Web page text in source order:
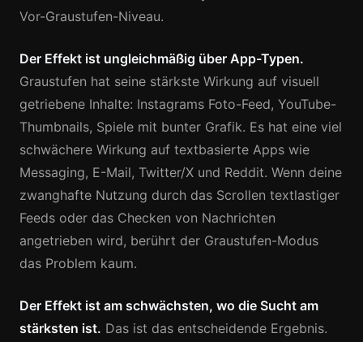
Vor-Graustufen-Niveau.
Der Effekt ist ungleichmäßig über App-Typen.
Graustufen hat seine stärkste Wirkung auf visuell
getriebene Inhalte: Instagrams Foto-Feed, YouTube-
Thumbnails, Spiele mit bunter Grafik. Es hat eine viel
schwächere Wirkung auf textbasierte Apps wie
Messaging, E-Mail, Twitter/X und Reddit. Wenn deine
zwanghafte Nutzung durch das Scrollen textlastiger
Feeds oder das Checken von Nachrichten
angetrieben wird, berührt der Graustufen-Modus
das Problem kaum.
Der Effekt ist am schwächsten, wo die Sucht am
stärksten ist. Das ist das entscheidende Ergebnis.